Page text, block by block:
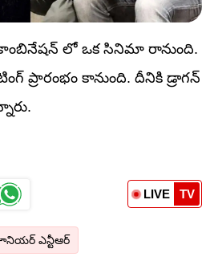
కాంబినేషన్ లో ఒక సినిమా రానుంది.
ప్రారంభం కానుంది. దీనికి డ్రాగన్
LIVE TV
ఎన్టీఆర్